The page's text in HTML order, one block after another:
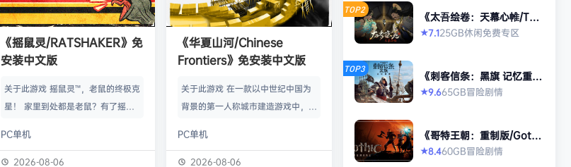
你的到来。 故事 数年前，在公会还
没有调查过的未踏足领域“封禁之地”
的边境上，一名少年“纳塔”获救。
公会根…
种特殊攻击！“REV武技”、“REV加
速”，还有S.P.G.区…
《摇鼠灵/RATSHAKER》免
安装中文版
关于此游戏 摇鼠灵™，老鼠的终极克
星！ 家里到处都是老鼠？有了摇鼠
灭所有不速之客！拿在手上大力摇，
剩下的交给摇鼠灵™就行了。不用夹
PC单机
2026-08-06
《华夏山河/Chinese
Frontiers》免安装中文版
关于此游戏 在一款以中世纪中国为
背景的第一人称城市建造游戏中，规
的工匠起步，循序渐进地规划、生产
并筑起宏伟建筑。管理村民，搭建生
PC单机
2026-08-06
TOP2
《太吾绘卷：天幕心帷/The
Scroll of Taiwu : Beyond
The Dom》免安装中文版
★7.125GB休闲免费专区
TOP3
《刺客信条：黑旗 记忆重
置-虚拟机版/Assassin’s Cr
eed Black Flag Resynced
★9.665GB冒险剧情
《哥特王朝：重制版/Gothi
c 1 Remake》免安装中文
版
★8.460GB冒险剧情